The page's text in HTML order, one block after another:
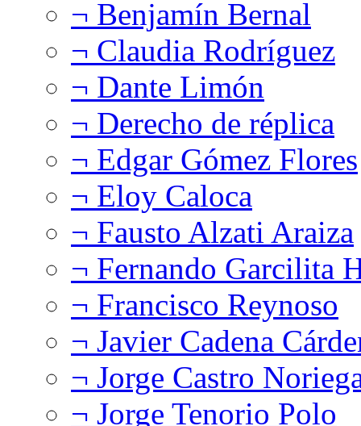
¬ Benjamín Bernal
¬ Claudia Rodríguez
¬ Dante Limón
¬ Derecho de réplica
¬ Edgar Gómez Flores
¬ Eloy Caloca
¬ Fausto Alzati Araiza
¬ Fernando Garcilita
¬ Francisco Reynoso
¬ Javier Cadena
¬ Jorge Castro
¬ Jorge Tenorio Polo